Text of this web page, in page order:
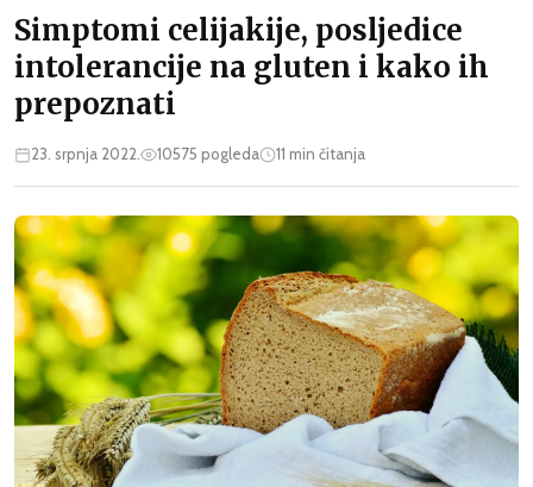
Simptomi celijakije, posljedice
intolerancije na gluten i kako ih
prepoznati
23. srpnja 2022. 10575 pogleda 11 min čitanja